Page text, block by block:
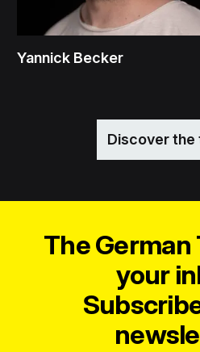
Yannick Becker
Discover the
The
your